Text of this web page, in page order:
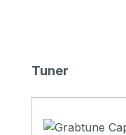
Produktgalerie
Tuner